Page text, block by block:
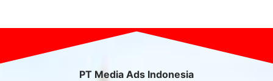
PT Media Ads Indonesia